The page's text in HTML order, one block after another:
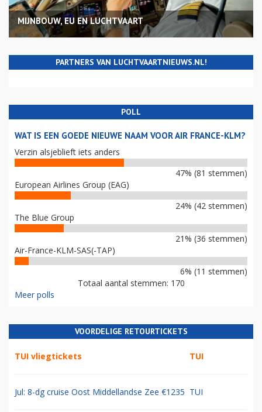
MIJNBOUW, EU EN LUCHTVAART
PARTNERS VAN LUCHTVAARTNIEUWS.NL!
POLL
WAT IS EEN GOEDE NIEUWE NAAM VOOR AIR FRANCE-KLM?
Verzin alsjeblieft iets anders
47% (81 stemmen)
European Airlines Group (EAG)
24% (42 stemmen)
The Blue Group
21% (36 stemmen)
Air-France-KLM-SAS(-TAP)
6% (11 stemmen)
Totaal aantal stemmen: 170
Meer polls
VOORDELIGE RETOURTICKETS
TUI vliegtickets TUI
Jul: 8-dg cruise Oost Middellandse Zee €1235 TUI